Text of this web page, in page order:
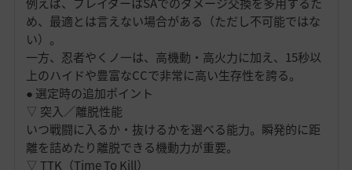
め、最適とは言えない場合がある（ただし不可能ではな
い）。
一方、忍者やくノ一は、高機動・高火力に加え、15秒以
上のハイドや豊富なCCで非常に高い生存性を誇る。
● 選定時の追加ポイント
▽ 突入／離脱性能
いつ戦闘に入るか・抜けるかを選べる能力。瞬発的に距
離を詰めたり離脱できる機動力が重要。
▽ TTK（Time To Kill）